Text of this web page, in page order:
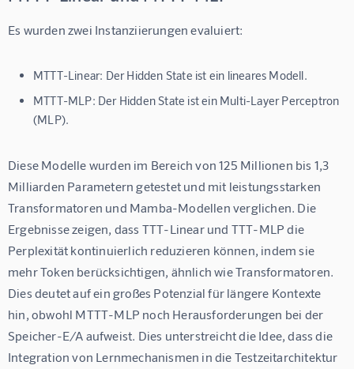
Es wurden zwei Instanziierungen evaluiert:
MTTT-Linear: Der Hidden State ist ein lineares Modell.
MTTT-MLP: Der Hidden State ist ein Multi-Layer Perceptron
(MLP).
Diese Modelle wurden im Bereich von 125 Millionen bis 1,3
Milliarden Parametern getestet und mit leistungsstarken
Transformatoren und Mamba-Modellen verglichen. Die
Ergebnisse zeigen, dass TTT-Linear und TTT-MLP die
Perplexität kontinuierlich reduzieren können, indem sie
mehr Token berücksichtigen, ähnlich wie Transformatoren.
Dies deutet auf ein großes Potenzial für längere Kontexte
hin, obwohl MTTT-MLP noch Herausforderungen bei der
Speicher-E/A aufweist. Dies unterstreicht die Idee, dass die
Integration von Lernmechanismen in die Testzeitarchitektur